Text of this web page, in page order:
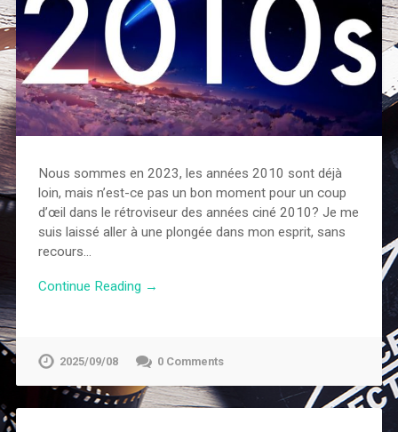
Nous sommes en 2023, les années 2010 sont déjà
loin, mais n’est-ce pas un bon moment pour un coup
d’œil dans le rétroviseur des années ciné 2010? Je me
suis laissé aller à une plongée dans mon esprit, sans
recours…
Continue Reading →
2025/09/08 0 Comments